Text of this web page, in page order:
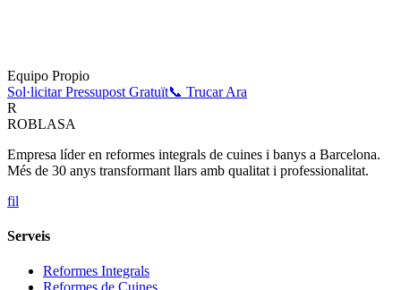
Equipo Propio
Sol·licitar Pressupost Gratuït📞 Trucar Ara
R
ROBLASA
Empresa líder en reformes integrals de cuines i banys a Barcelona.
Més de 30 anys transformant llars amb qualitat i professionalitat.
fil
Serveis
Reformes Integrals